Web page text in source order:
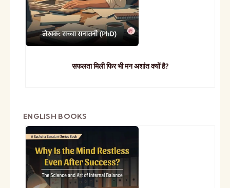
सफलता मिली फिर भी मन अशांत क्यों है?
ENGLISH BOOKS